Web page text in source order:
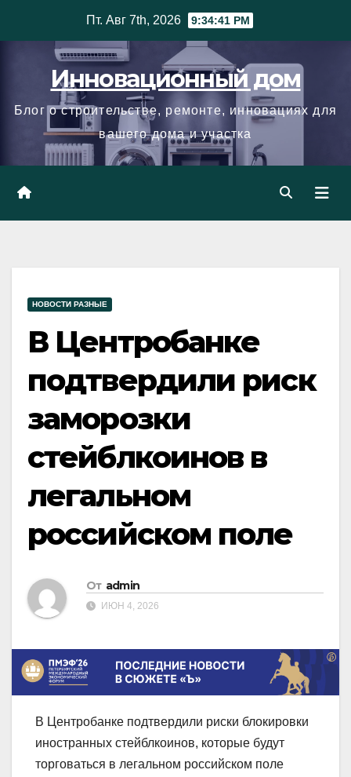
Пт. Авг 7th, 2026 9:34:42 PM
Инновационный дом
Блог о строительстве, ремонте, инновациях для
вашего дома и участка
НОВОСТИ РАЗНЫЕ
В Центробанке
подтвердили риск
заморозки
стейблкоинов в
легальном
российском поле
От admin
ИЮН 4, 2026
В Центробанке подтвердили риски блокировки
иностранных стейблкоинов, которые будут
торговаться в легальном российском поле